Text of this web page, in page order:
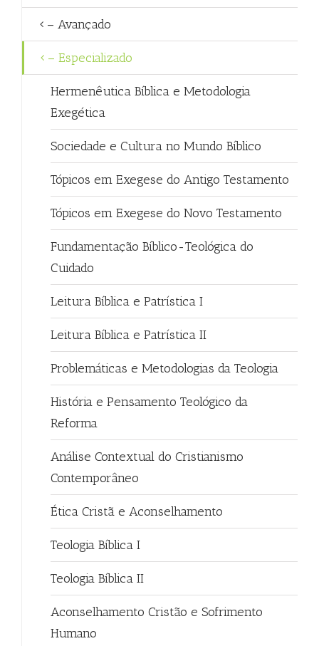
– Avançado
– Especializado
Hermenêutica Bíblica e Metodologia
Exegética
Sociedade e Cultura no Mundo Bíblico
Tópicos em Exegese do Antigo Testamento
Tópicos em Exegese do Novo Testamento
Fundamentação Bíblico-Teológica do
Cuidado
Leitura Bíblica e Patrística I
Leitura Bíblica e Patrística II
Problemáticas e Metodologias da Teologia
História e Pensamento Teológico da
Reforma
Análise Contextual do Cristianismo
Contemporâneo
Ética Cristã e Aconselhamento
Teologia Bíblica I
Teologia Bíblica II
Aconselhamento Cristão e Sofrimento
Humano